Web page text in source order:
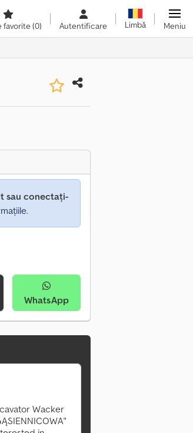
favorite(0) Autentificare Limbă Meniu
sau conectați-
WhatsApp